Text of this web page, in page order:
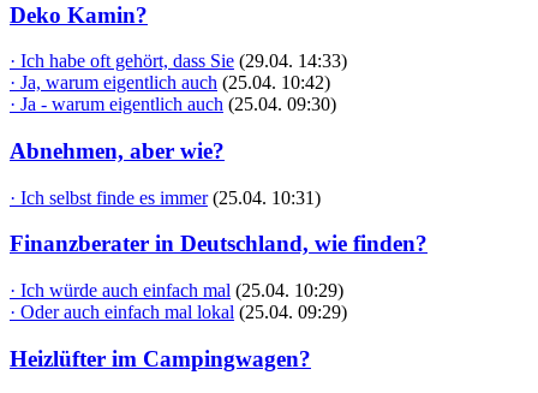
Deko Kamin?
· Ich habe oft gehört, dass Sie (29.04. 14:33)
· Ja, warum eigentlich auch (25.04. 10:42)
· Ja - warum eigentlich auch (25.04. 09:30)
Abnehmen, aber wie?
· Ich selbst finde es immer (25.04. 10:31)
Finanzberater in Deutschland, wie finden?
· Ich würde auch einfach mal (25.04. 10:29)
· Oder auch einfach mal lokal (25.04. 09:29)
Heizlüfter im Campingwagen?